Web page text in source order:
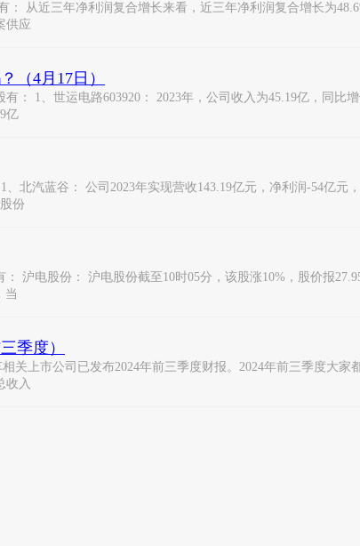
从近三年净利润复合增长来看，近三年净利润复合增长为
供应
（4月17日）
： 1、世运电路603920： 2023年，公司收入为45.19亿，同比
亿
北汽蓝谷： 公司2023年实现营收143.19亿元，净利润-54亿元
份
沪电股份： 沪电股份截至10时05分，该股涨10%，股价报
当
季度）
关上市公司已发布2024年前三季度财报。2024年前三季度大
收入